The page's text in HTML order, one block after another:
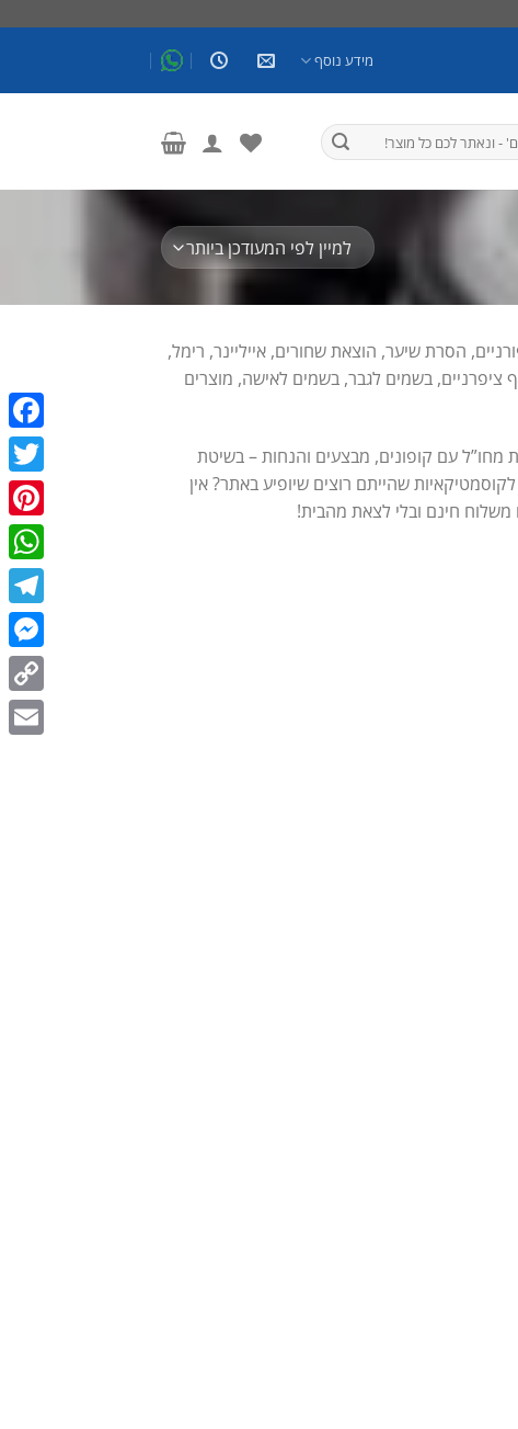
מידע נוסף
הסרת שיער, הוצאת שחורים, אייליינר, רימל,
ציפרניים, בשמים לגבר, בשמים לאישה, מוצרים
מחו”ל עם קופונים, מבצעים והנחות – בשיטת
שהייתם רוצים שיופיע באתר? אין
משלוח חינם ובלי לצאת מהבית!
Copy